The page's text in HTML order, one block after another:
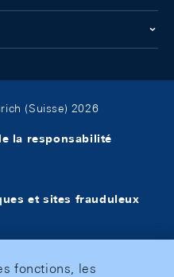
(Suisse) 2026
la responsabilité
et sites frauduleux
fonctions, les